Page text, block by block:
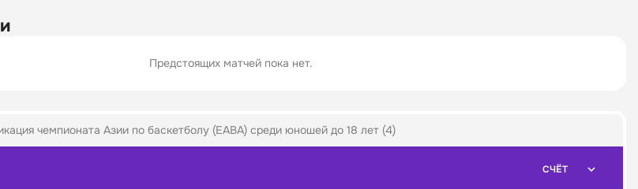
Предстоящих матчей пока нет.
чемпионата Азии по баскетболу (EABA) среди юношей до 18 лет (4)
СЧЁТ